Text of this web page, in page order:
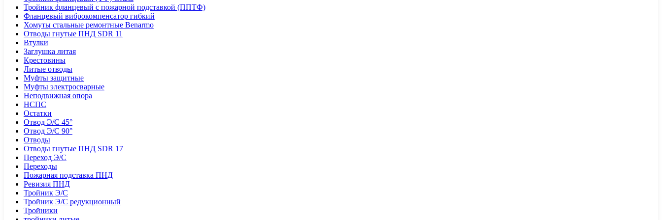
Тройник фланцевый с пожарной подставкой (ППТФ)
Фланцевый виброкомпенсатор гибкий
Хомуты стальные ремонтные Benarmo
Отводы гнутые ПНД SDR 11
Втулки
Заглушка литая
Крестовины
Литые отводы
Муфты защитные
Муфты электросварные
Неподвижная опора
НСПС
Остатки
Отвод Э/С 45°
Отвод Э/С 90°
Отводы
Отводы гнутые ПНД SDR 17
Переход Э/С
Переходы
Пожарная подставка ПНД
Ревизия ПНД
Тройник Э/С
Тройник Э/С редукционный
Тройники